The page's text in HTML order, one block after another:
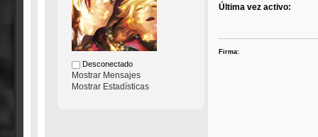
Desconectado
Mostrar Mensajes
Mostrar Estadísticas
Última vez activo:
Firma: